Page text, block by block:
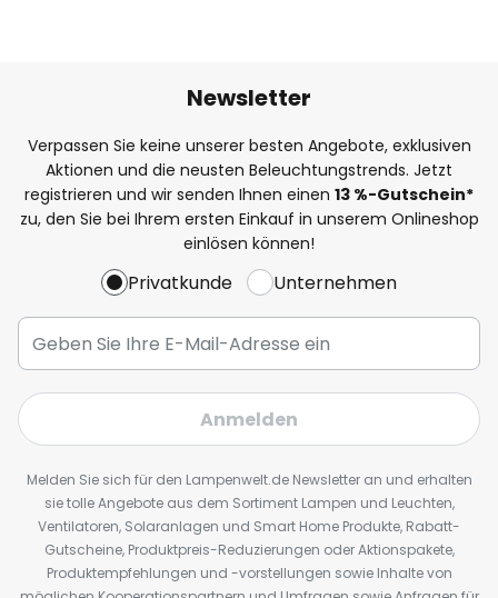
Newsletter
Verpassen Sie keine unserer besten Angebote, exklusiven
Aktionen und die neusten Beleuchtungstrends. Jetzt
registrieren und wir senden Ihnen einen 13 %-Gutschein*
zu, den Sie bei Ihrem ersten Einkauf in unserem Onlineshop
einlösen können!
Privatkunde Unternehmen
Anmelden
Melden Sie sich für den Lampenwelt.de Newsletter an und erhalten
sie tolle Angebote aus dem Sortiment Lampen und Leuchten,
Ventilatoren, Solaranlagen und Smart Home Produkte, Rabatt-
Gutscheine, Produktpreis-Reduzierungen oder Aktionspakete,
Produktempfehlungen und -vorstellungen sowie Inhalte von